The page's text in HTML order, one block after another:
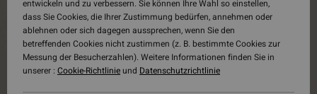
entwickeln und zu verbessern. Sie können Ihre Wahl so einstellen,
dass Sie Cookies, die Ihrer Zustimmung bedürfen, annehmen oder
ablehnen oder sich dagegen aussprechen, wenn Sie den
betreffenden Cookies nicht zustimmen (z. B. bestimmte Cookies zur
Messung der Besucherzahlen). Weitere Informationen finden Sie in
unserer : Cookie-Richtlinieund Datenschutzrichtlinie